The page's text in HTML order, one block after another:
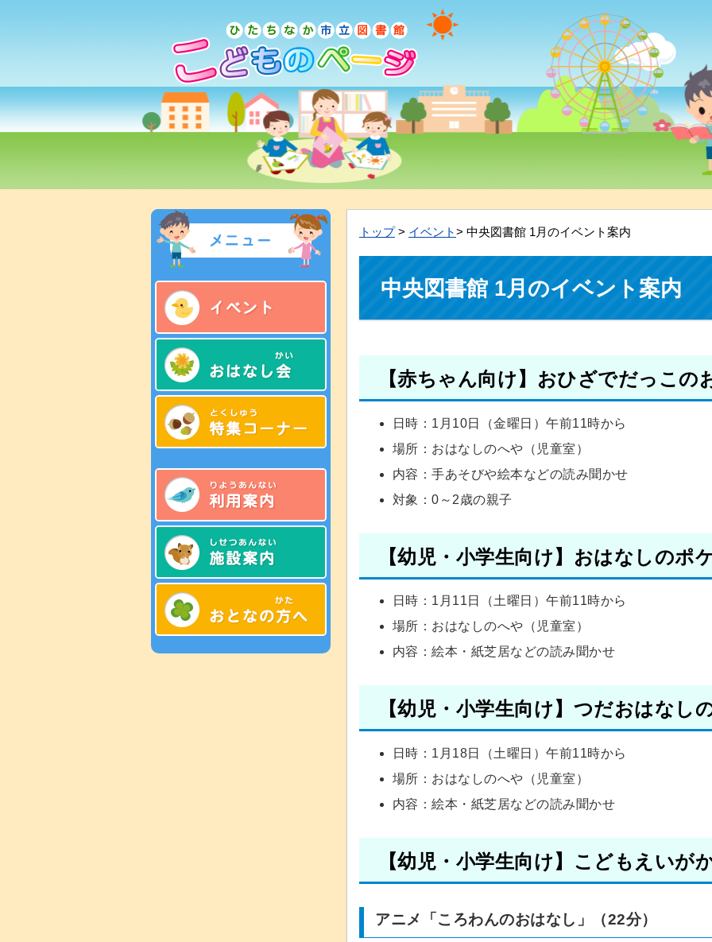
トップ> イベント> 中央図書館 1月のイベント案内
中央図書館 1月のイベント案内
【赤ちゃん向け】おひざでだっこの
日時：1月10日（金曜日）午前11時から
場所：おはなしのへや（児童室）
内容：手あそびや絵本などの読み聞かせ
対象：0～2歳の親子
【幼児・小学生向け】おはなしのポ
日時：1月11日（土曜日）午前11時から
場所：おはなしのへや（児童室）
内容：絵本・紙芝居などの読み聞かせ
【幼児・小学生向け】つだおはなし
日時：1月18日（土曜日）午前11時から
場所：おはなしのへや（児童室）
内容：絵本・紙芝居などの読み聞かせ
【幼児・小学生向け】こどもえいが
アニメ「ころわんのおはなし」（22分）